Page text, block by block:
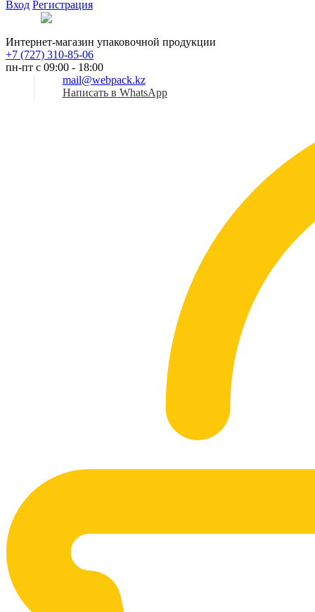
Вход Регистрация
Интернет-магазин упаковочной продукции
+7 (727) 310-85-06
пн-пт с 09:00 - 18:00
mail@webpack.kz
Написать в WhatsApp